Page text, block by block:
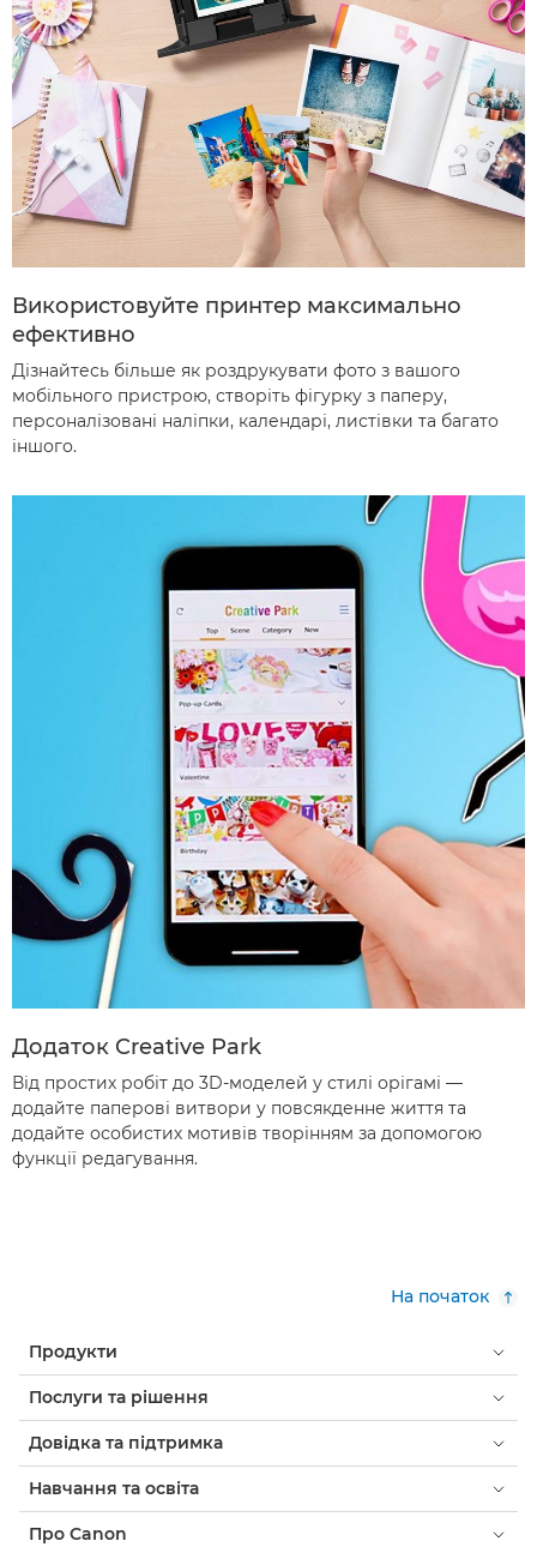
Використовуйте принтер максимально
ефективно
Дізнайтесь більше як роздрукувати фото з вашого
мобільного пристрою, створіть фігурку з паперу,
персоналізовані наліпки, календарі, листівки та багато
іншого.
Додаток Creative Park
Від простих робіт до 3D-моделей у стилі орігамі —
додайте паперові витвори у повсякденне життя та
додайте особистих мотивів творінням за допомогою
функції редагування.
На початок
Продукти
Послуги та рішення
Довідка та підтримка
Навчання та освіта
Про Canon